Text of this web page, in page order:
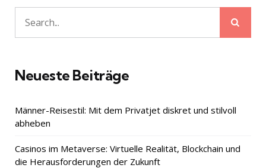
Search
for:
Neueste Beiträge
Männer-Reisestil: Mit dem Privatjet diskret und stilvoll
abheben
Casinos im Metaverse: Virtuelle Realität, Blockchain und
die Herausforderungen der Zukunft